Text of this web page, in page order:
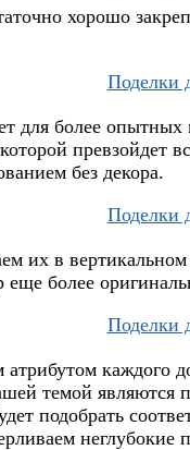
хорошо
для более
превзойдет
без декора.
их в
еще более
каждого
темой являются
подобрать
неглубокие